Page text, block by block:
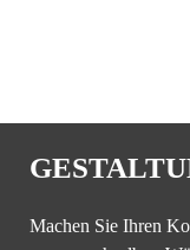
Machen Sie Ihren